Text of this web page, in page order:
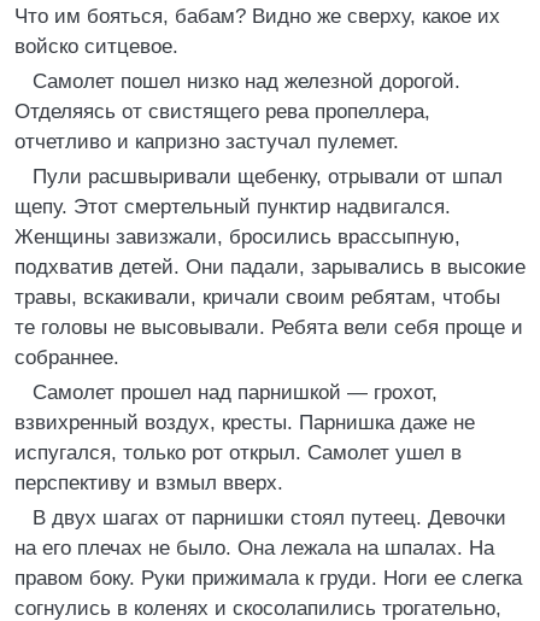
Что им бояться, бабам? Видно же сверху, какое их
войско ситцевое.
Самолет пошел низко над железной дорогой.
Отделяясь от свистящего рева пропеллера,
отчетливо и капризно застучал пулемет.
Пули расшвыривали щебенку, отрывали от шпал
щепу. Этот смертельный пунктир надвигался.
Женщины завизжали, бросились врассыпную,
подхватив детей. Они падали, зарывались в высокие
травы, вскакивали, кричали своим ребятам, чтобы
те головы не высовывали. Ребята вели себя проще и
собраннее.
Самолет прошел над парнишкой — грохот,
взвихренный воздух, кресты. Парнишка даже не
испугался, только рот открыл. Самолет ушел в
перспективу и взмыл вверх.
В двух шагах от парнишки стоял путеец. Девочки
на его плечах не было. Она лежала на шпалах. На
правом боку. Руки прижимала к груди. Ноги ее слегка
согнулись в коленях и скосолапились трогательно,